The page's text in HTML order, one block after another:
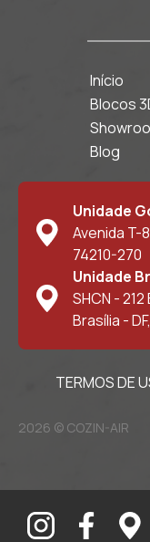
Início
Blocos
Blog
Unidade
Avenida T-
74210-270
Unidade
SHCN -
Brasília -
TERMOS DE
2026 © COZIN-AIR